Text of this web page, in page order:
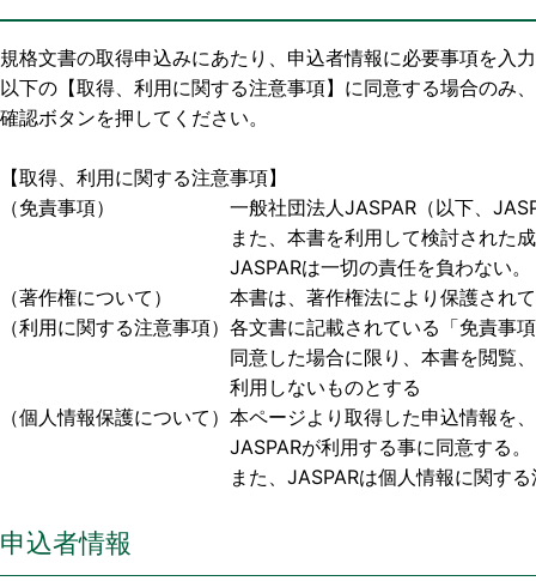
規格文書の取得申込みにあたり、申込者情報に必要事項を入
以下の【取得、利用に関する注意事項】に同意する場合のみ
確認ボタンを押してください。
【取得、利用に関する注意事項】
（免責事項） 一般社団法人JASPAR（以下、
また、本書を利用して検討された成果物、また
JASPARは一切の責任を負わない。
（著作権について） 本書は、著作権法により保護されて
（利用に関する注意事項）各文書に記載されている「免責
同意した場合に限り、本書を閲覧、利用する
利用しないものとする
（個人情報保護について）本ページより取得した申込情報
JASPARが利用する事に同意する。
また、JASPARは個人情報に関する法令およ
申込者情報